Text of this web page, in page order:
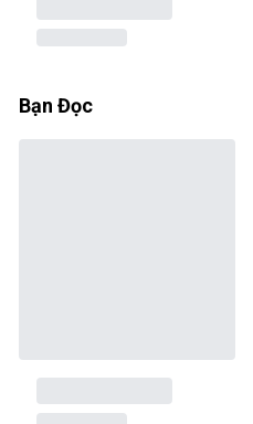
Bạn Đọc